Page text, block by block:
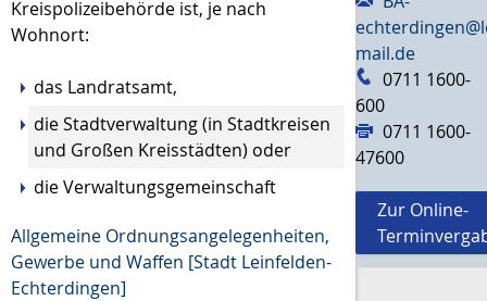
Kreispolizeibehörde ist, je nach
Wohnort:
das Landratsamt,
die Stadtverwaltung (in Stadtkreisen
und Großen Kreisstädten) oder
die Verwaltungsgemeinschaft
Allgemeine Ordnungsangelegenheiten,
Gewerbe und Waffen [Stadt Leinfelden-
Echterdingen]
mail.de
0711 1600-
600
0711 1600-
47600
Zur Online-